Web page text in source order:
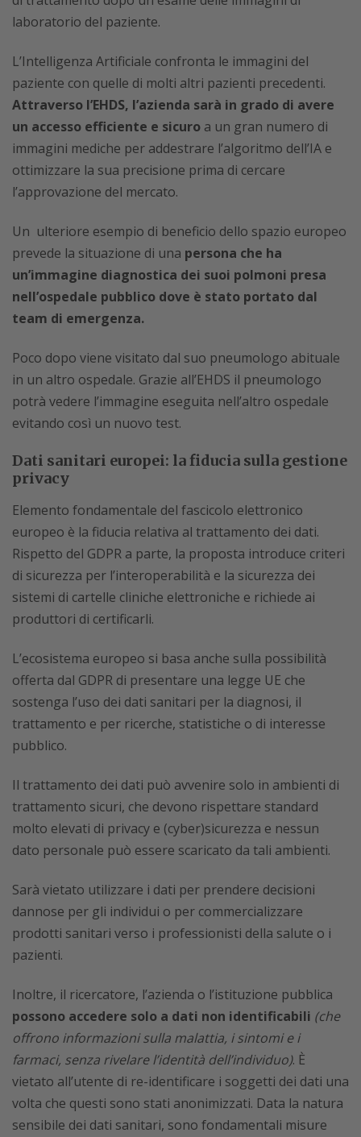
laboratorio del paziente.
L’Intelligenza Artificiale confronta le immagini del
paziente con quelle di molti altri pazienti precedenti.
Attraverso l’EHDS, l’azienda sarà in grado di avere
un accesso efficiente e sicuro a un gran numero di
immagini mediche per addestrare l’algoritmo dell’IA e
ottimizzare la sua precisione prima di cercare
l’approvazione del mercato.
Un ulteriore esempio di beneficio dello spazio europeo
prevede la situazione di una persona che ha
un’immagine diagnostica dei suoi polmoni presa
nell’ospedale pubblico dove è stato portato dal
team di emergenza.
Poco dopo viene visitato dal suo pneumologo abituale
in un altro ospedale. Grazie all’EHDS il pneumologo
potrà vedere l’immagine eseguita nell’altro ospedale
evitando così un nuovo test.
Dati sanitari europei: la fiducia sulla gestione
privacy
Elemento fondamentale del fascicolo elettronico
europeo è la fiducia relativa al trattamento dei dati.
Rispetto del GDPR a parte, la proposta introduce criteri
di sicurezza per l’interoperabilità e la sicurezza dei
sistemi di cartelle cliniche elettroniche e richiede ai
produttori di certificarli.
L’ecosistema europeo si basa anche sulla possibilità
offerta dal GDPR di presentare una legge UE che
sostenga l’uso dei dati sanitari per la diagnosi, il
trattamento e per ricerche, statistiche o di interesse
pubblico.
Il trattamento dei dati può avvenire solo in ambienti di
trattamento sicuri, che devono rispettare standard
molto elevati di privacy e (cyber)sicurezza e nessun
dato personale può essere scaricato da tali ambienti.
Sarà vietato utilizzare i dati per prendere decisioni
dannose per gli individui o per commercializzare
prodotti sanitari verso i professionisti della salute o i
pazienti.
Inoltre, il ricercatore, l’azienda o l’istituzione pubblica
possono accedere solo a dati non identificabili (che
offrono informazioni sulla malattia, i sintomi e i
farmaci, senza rivelare l’identità dell’individuo). È
vietato all’utente di re-identificare i soggetti dei dati una
volta che questi sono stati anonimizzati. Data la natura
sensibile dei dati sanitari, sono fondamentali misure